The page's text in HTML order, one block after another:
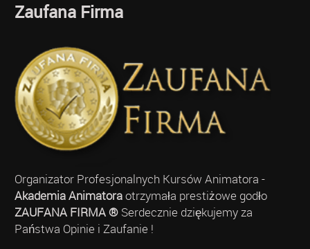
Zaufana Firma
Organizator Profesjonalnych Kursów Animatora -
Akademia Animatoraotrzymała prestiżowe godło
ZAUFANA FIRMA ®Serdecznie dziękujemy za
Państwa Opinie i Zaufanie !